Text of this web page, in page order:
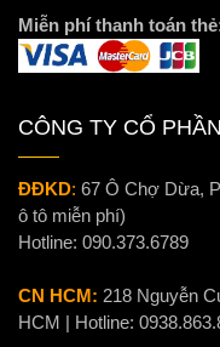
Miễn phí thanh toán
CÔNG TY CỔ
ĐĐKD: 67 Ô Chợ Dừa,
ô tô miễn phí)
Hotline: 090.373.6789
CN HCM: 218 Nguyễn
HCM | Hotline: